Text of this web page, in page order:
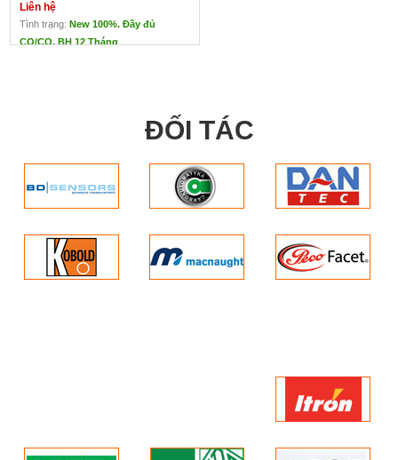
Liên hệ
Tình trạng: New 100%. Đầy đủ
CO/CQ. BH 12 Tháng
Sử dụng :Đo điểm sương của khí
Đặc trưng : Máy phát điểm sương
được chứng nhận chống cháy nổ.
Moisture Systems / Anh
Đo điểm sương
của khí dễ cháy nổ
Cảm biến oxit nhôm điện dung cực
Dải đo rộng : -120 oCD/P đến
+20oCD/P
đa: 25 LPM).
ĐỐI TÁC